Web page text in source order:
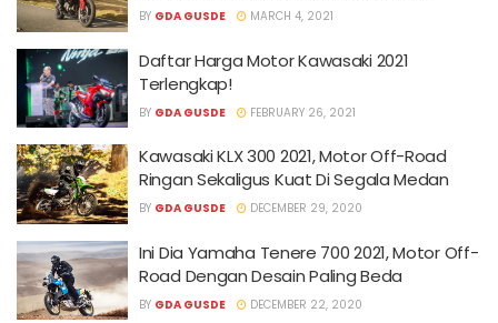
BY GDA GUSDE MARCH 4, 2021
Daftar Harga Motor Kawasaki 2021
Terlengkap!
BY GDA GUSDE FEBRUARY 26, 2021
Kawasaki KLX 300 2021, Motor Off-Road
Ringan Sekaligus Kuat Di Segala Medan
BY GDA GUSDE DECEMBER 29, 2020
Ini Dia Yamaha Tenere 700 2021, Motor Off-
Road Dengan Desain Paling Beda
BY GDA GUSDE DECEMBER 22, 2020